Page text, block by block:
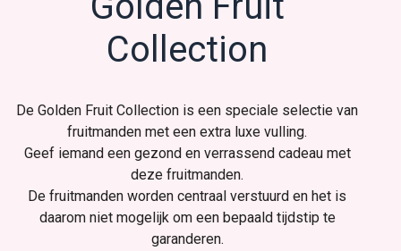
Collection
De Golden Fruit Collection is een speciale selectie van
fruitmanden met een extra luxe vulling.
Geef iemand een gezond en verrassend cadeau met
deze fruitmanden.
De fruitmanden worden centraal verstuurd en het is
daarom niet mogelijk om een bepaald tijdstip te
garanderen.